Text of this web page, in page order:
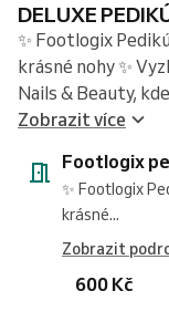
DELUXE
✨ Footlogix
krásné nohy ✨
Nails & Beauty,
Zobrazit více
Footlogix
✨ Footlogix
krásné...
Zobrazit
600 Kč